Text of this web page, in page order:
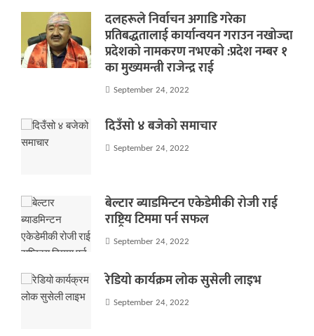
दलहरूले निर्वाचन अगाडि गरेका
प्रतिबद्धतालाई कार्यान्वयन गराउन नखोज्दा
प्रदेशको नामकरण नभएको :प्रदेश नम्बर १
का मुख्यमन्त्री राजेन्द्र राई
September 24, 2022
दिउँसो ४ बजेको समाचार
September 24, 2022
बेल्टार ब्याडमिन्टन एकेडेमीकी रोजी राई
राष्ट्रिय टिममा पर्न सफल
September 24, 2022
रेडियो कार्यक्रम लोक सुसेली लाइभ
September 24, 2022